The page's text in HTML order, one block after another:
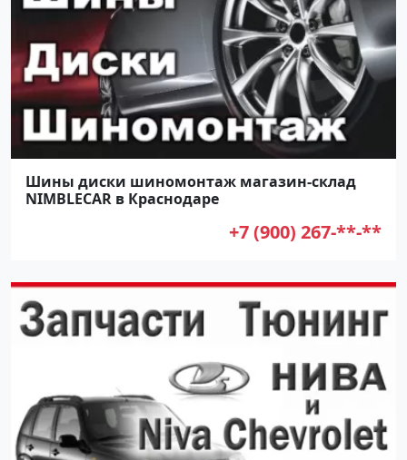
Шины диски шиномонтаж магазин-склад
NIMBLECAR в Краснодаре
+7 (900) 267-**-**